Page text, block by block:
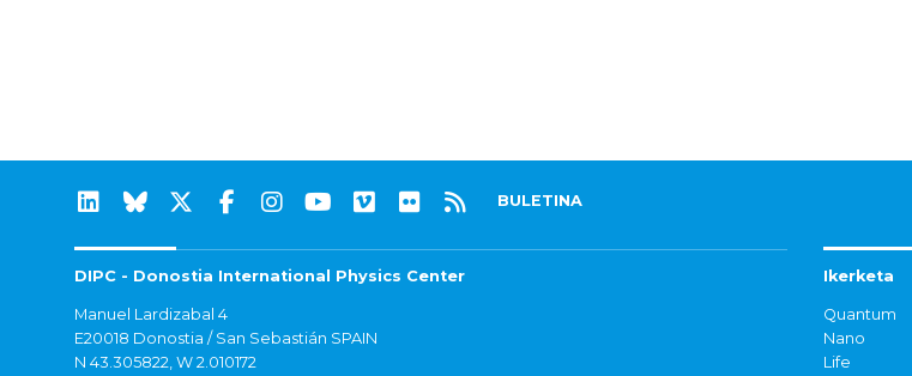
BULETINA
DIPC - Donostia International Physics Center
Manuel Lardizabal 4
E20018 Donostia / San Sebastián SPAIN
N 43.305822, W 2.010172
Ikerketa
Quantum
Nano
Life